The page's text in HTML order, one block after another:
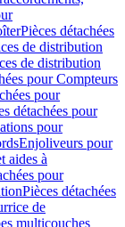
Pièces détachées
de distribution
de distribution
pour Compteurs
pour
détachées pour
pour
Enjoliveurs pour
aides à
pour
Pièces détachées
de
multicouches